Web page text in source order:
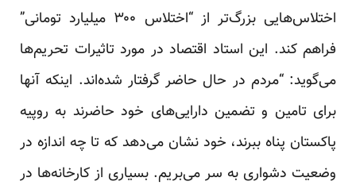
اختلاس‌هایی بزرگ‌تر از “اختلاس ۳۰۰ میلیارد تومانی”
فراهم کند. این استاد اقتصاد در مورد تاثیرات تحریم‌ها
می‌گوید: “مردم در حال حاضر گرفتار شده‌اند. اینکه آنها
برای تامین و تضمین دارایی‌های خود حاضرند به روپیه
پاکستان پناه ببرند، خود نشان می‌دهد که تا چه اندازه در
وضعیت دشواری به سر می‌بریم. بسیاری از کارخانه‌ها در